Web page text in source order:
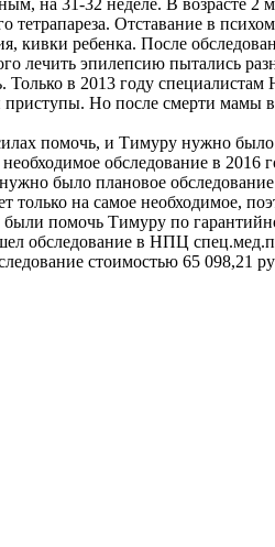
тетрапареза. Отставание в
кивки ребенка. После
лечить эпилепсию пытались
Только в 2013 году
Но после смерти мамы в
помочь, и Тимуру нужно
обследование в 2016
было плановое
только на самое необходимое,
помочь Тимуру по
обследование в НПЦ
стоимостью 65 098,21